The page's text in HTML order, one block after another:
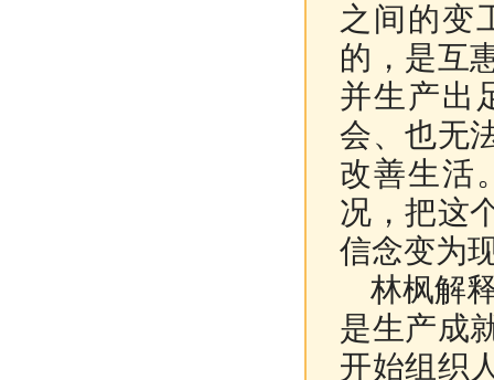
之间的变
的，是互
并生产出
会、也无
改善生活
况，把这
信念变为
林枫解
是生产成
开始组织